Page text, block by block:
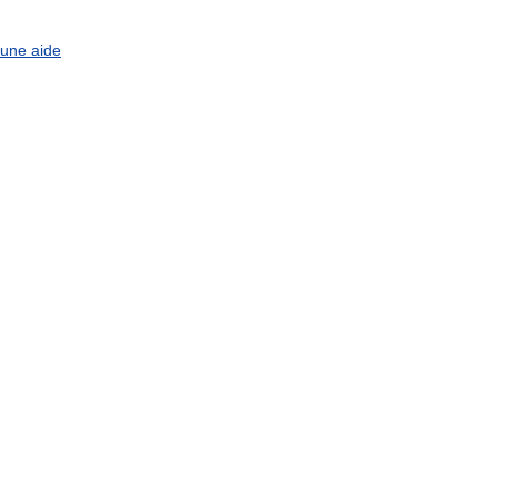
une aide